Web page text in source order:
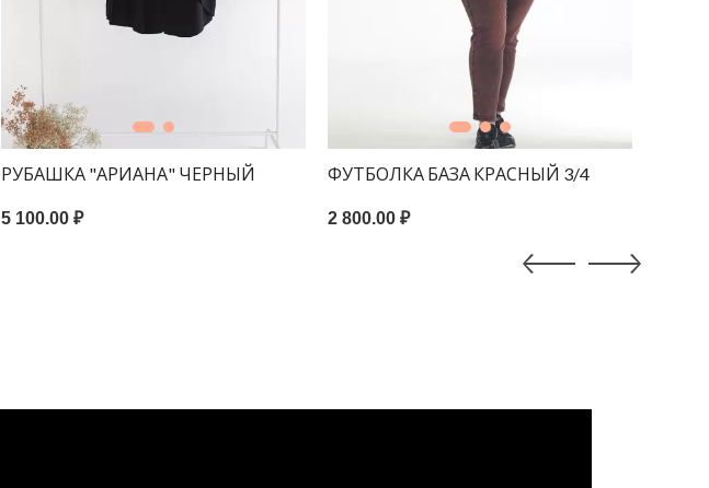
РУБАШКА "АРИАНА" ЧЕРНЫЙ
5 100.00 ₽
ФУТБОЛКА БАЗА КРАСНЫЙ 3/4
2 800.00 ₽